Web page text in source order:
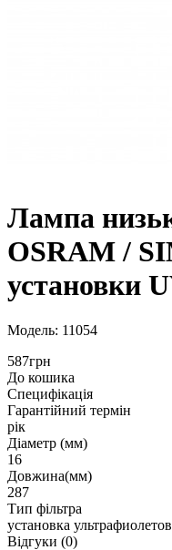
Лампа
OSRAM /
установки
Модель: 11054
587грн
До кошика
Специфікація
Гарантійний термін
рік
Діаметр (мм)
16
Довжина(мм)
287
Тип фільтра
установка
Відгуки (0)